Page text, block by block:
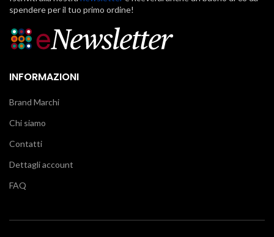
spendere per il tuo primo ordine!
INFORMAZIONI
Brand Marchi
Chi siamo
Contatti
Dettagli account
FAQ